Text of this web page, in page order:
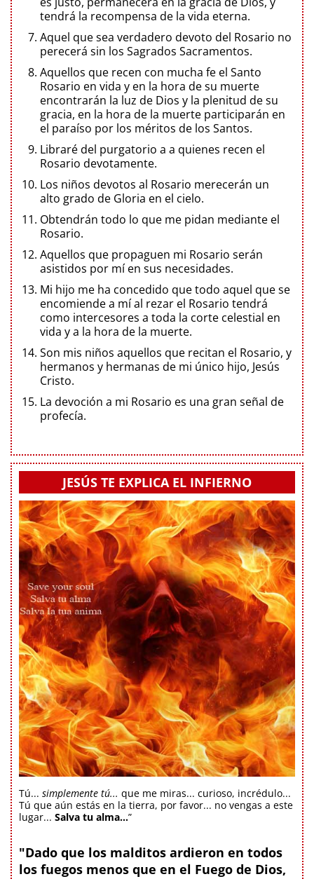
tendrá la recompensa de la vida eterna.
Aquel que sea verdadero devoto del Rosario no
perecerá sin los Sagrados Sacramentos.
Aquellos que recen con mucha fe el Santo
Rosario en vida y en la hora de su muerte
encontrarán la luz de Dios y la plenitud de su
gracia, en la hora de la muerte participarán en
el paraíso por los méritos de los Santos.
Libraré del purgatorio a a quienes recen el
Rosario devotamente.
Los niños devotos al Rosario merecerán un
alto grado de Gloria en el cielo.
Obtendrán todo lo que me pidan mediante el
Rosario.
Aquellos que propaguen mi Rosario serán
asistidos por mí en sus necesidades.
Mi hijo me ha concedido que todo aquel que se
encomiende a mí al rezar el Rosario tendrá
como intercesores a toda la corte celestial en
vida y a la hora de la muerte.
Son mis niños aquellos que recitan el Rosario, y
hermanos y hermanas de mi único hijo, Jesús
Cristo.
La devoción a mi Rosario es una gran señal de
profecía.
JESÚS TE EXPLICA EL INFIERNO
Tú... simplemente tú... que me miras... curioso, incrédulo...
Tú que aún estás en la tierra, por favor... no vengas a este
lugar... Salva tu alma...”
"Dado que los malditos ardieron en todos
los fuegos menos que en el Fuego de Dios,